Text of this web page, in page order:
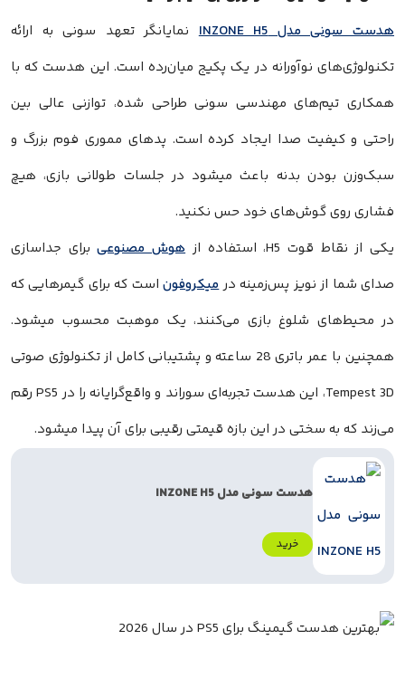
هدست سونی مدل INZONE H5
نمایانگر تعهد سونی به ارائه
تکنولوژی‌های نوآورانه در یک پکیج میان‌رده است. این هدست که با
همکاری تیم‌های مهندسی سونی طراحی شده، توازنی عالی بین
راحتی و کیفیت صدا ایجاد کرده است. پدهای مموری فوم بزرگ و
سبک‌وزن بودن بدنه باعث میشود در جلسات طولانی بازی، هیچ
فشاری روی گوش‌های خود حس نکنید.
یکی از نقاط قوت H5، استفاده از
هوش مصنوعیبرای جداسازی
صدای شما از نویز پس‌زمینه درمیکروفوناست که برای گیمرهایی که
در محیط‌های شلوغ بازی می‌کنند، یک موهبت محسوب میشود.
همچنین با عمر باتری 28 ساعته و پشتیبانی کامل از تکنولوژی صوتی
Tempest 3D، این هدست تجربه‌ای سوراند و واقع‌گرایانه را در PS5 رقم
می‌زند که به سختی در این بازه قیمتی رقیبی برای آن پیدا میشود.
هدست سونی مدل INZONE H5
خرید